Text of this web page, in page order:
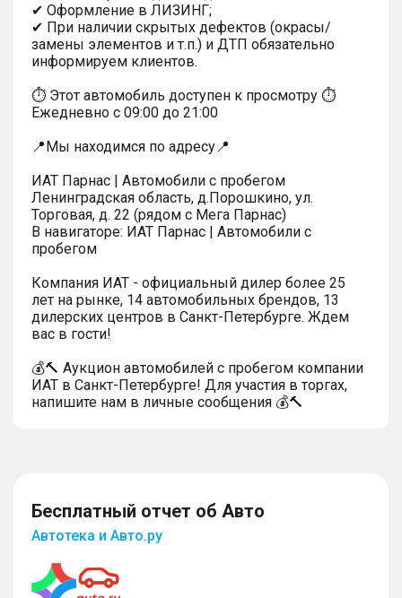
✔ Оформление в ЛИЗИНГ;
✔ При наличии скрытых дефектов (окрасы/
замены элементов и т.п.) и ДТП обязательно
информируем клиентов.
⏱ Этот автомобиль доступен к просмотру ⏱
Ежедневно с 09:00 до 21:00
📍Мы находимся по адресу📍
ИАТ Парнас | Автомобили с пробегом
Ленинградская область, д.Порошкино, ул.
Торговая, д. 22 (рядом с Мега Парнас)
В навигаторе: ИАТ Парнас | Автомобили с
пробегом
Компания ИАТ - официальный дилер более 25
лет на рынке, 14 автомобильных брендов, 13
дилерских центров в Санкт-Петербурге. Ждем
вас в гости!
💰🔨 Аукцион автомобилей с пробегом компании
ИАТ в Санкт-Петербурге! Для участия в торгах,
напишите нам в личные сообщения 💰🔨
Бесплатный отчет об Авто
Автотека и Авто.ру